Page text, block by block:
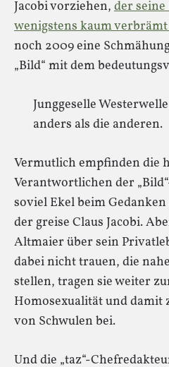
Jacobi vorziehen, der
wenigstens kaum
noch 2009 eine
„Bild“ mit dem
Junggeselle
anders als die anderen.
Vermutlich empfinden die
Verantwortlichen der
soviel Ekel beim
der greise Claus Jacobi.
Altmaier über sein
dabei nicht trauen, die
stellen, tragen sie weiter
Homosexualität und
von Schwulen bei.
Und die „taz“-